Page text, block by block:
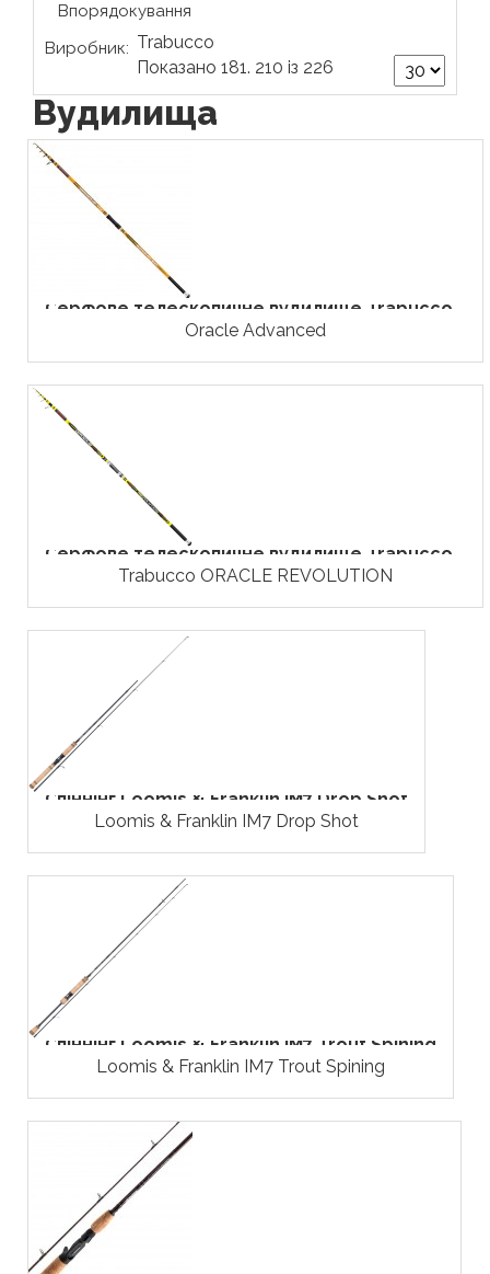
Впорядокування
Виробник: Trabucco
Показано 181. 210 із 226
Вудилища
Серфове телескопичне вудилище Trabucco...
Oracle Advanced
Серфове телескопичне вудилище Trabucco...
Trabucco ORACLE REVOLUTION
Спіннінг Loomis & Franklin IM7 Drop Shot
Loomis & Franklin IM7 Drop Shot
Спіннінг Loomis & Franklin IM7 Trout Spining
Loomis & Franklin IM7 Trout Spining